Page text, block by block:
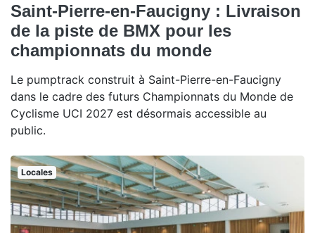
Saint-Pierre-en-Faucigny : Livraison
de la piste de BMX pour les
championnats du monde
Le pumptrack construit à Saint-Pierre-en-Faucigny
dans le cadre des futurs Championnats du Monde de
Cyclisme UCI 2027 est désormais accessible au
public.
Locales